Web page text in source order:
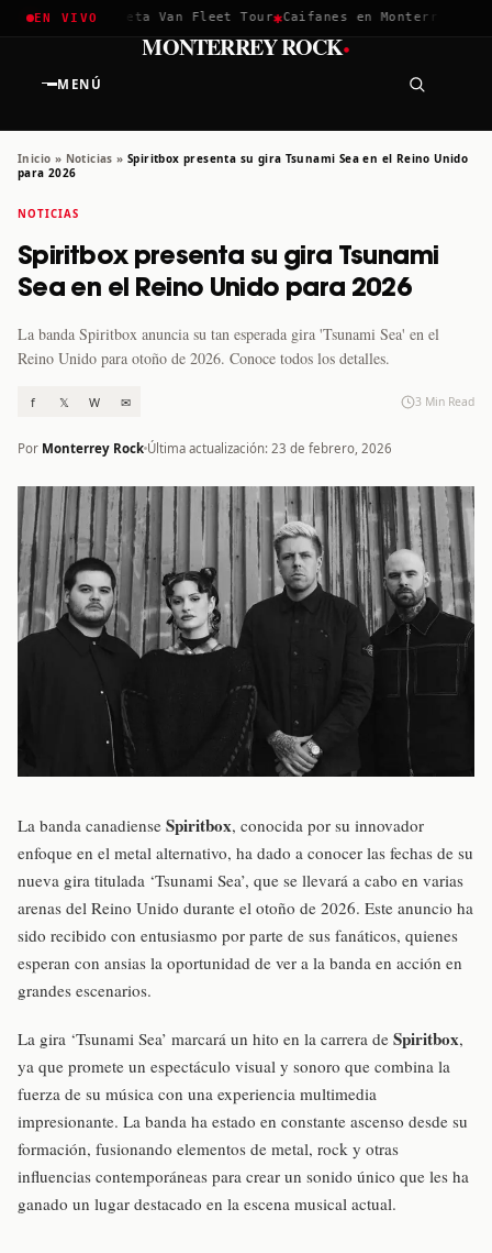
EN VIVO
2026 ✱Greta Van Fleet Tour✱Caifanes en Monterrey · 12
MENÚ
MONTERREY ROCK·
Inicio » Noticias » Spiritbox presenta su gira Tsunami Sea en el Reino Unido
para 2026
NOTICIAS
Spiritbox presenta su gira Tsunami
Sea en el Reino Unido para 2026
La banda Spiritbox anuncia su tan esperada gira 'Tsunami Sea' en el
Reino Unido para otoño de 2026. Conoce todos los detalles.
f 𝕏 W ✉ 3 Min Read
Por Monterrey Rock Última actualización: 23 de febrero, 2026
La banda canadiense Spiritbox, conocida por su innovador
enfoque en el metal alternativo, ha dado a conocer las fechas de su
nueva gira titulada ‘Tsunami Sea’, que se llevará a cabo en varias
arenas del Reino Unido durante el otoño de 2026. Este anuncio ha
sido recibido con entusiasmo por parte de sus fanáticos, quienes
esperan con ansias la oportunidad de ver a la banda en acción en
grandes escenarios.
La gira ‘Tsunami Sea’ marcará un hito en la carrera de Spiritbox,
ya que promete un espectáculo visual y sonoro que combina la
fuerza de su música con una experiencia multimedia
impresionante. La banda ha estado en constante ascenso desde su
formación, fusionando elementos de metal, rock y otras
influencias contemporáneas para crear un sonido único que les ha
ganado un lugar destacado en la escena musical actual.